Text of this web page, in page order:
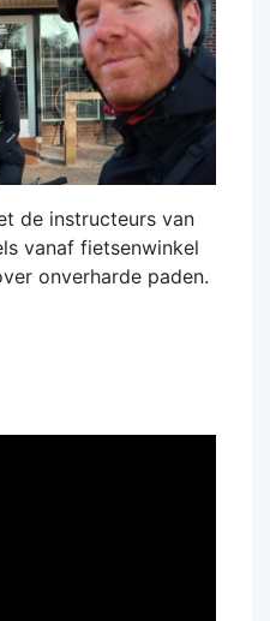
de instructeurs van
vanaf fietsenwinkel
onverharde paden.